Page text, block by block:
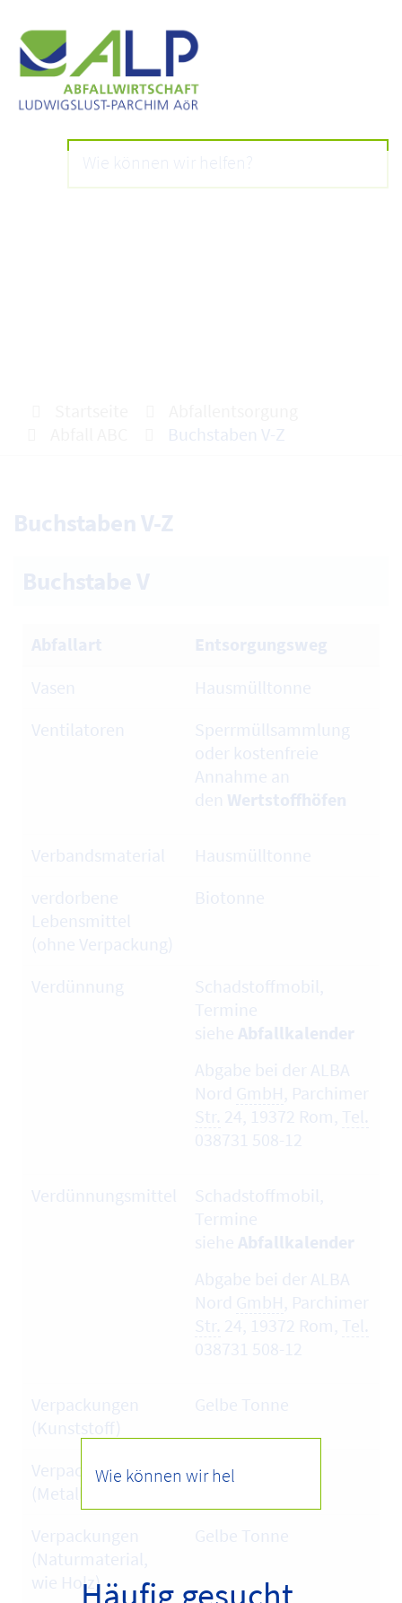
Häufig gesucht
Buchstaben V-Z
Buchstaben V-Z
Vasen
Hausmülltonne
Ventilatoren
Sperrmüllsammlung
oder kostenfreie
Annahme an
den Wertstoffhöfen
Verbandsmaterial
Hausmülltonne
verdorbene
Lebensmittel
(ohne Verpackung)
Biotonne
Verdünnung
Schadstoffmobil,
Termine
siehe Abfallkalender
Abgabe bei der ALBA
Nord GmbH , Parchimer
Str. 24, 19372 Rom, Tel.
038731 508-12
Verdünnungsmittel
Schadstoffmobil,
Termine
siehe Abfallkalender
Abgabe bei der ALBA
Nord GmbH , Parchimer
Str. 24, 19372 Rom, Tel.
038731 508-12
Verpackungen
(Kunststoff)
Gelbe Tonne
Verpackungen
(Metall)
Gelbe Tonne
Verpackungen
(Naturmaterial,
wie Holz)
Gelbe Tonne